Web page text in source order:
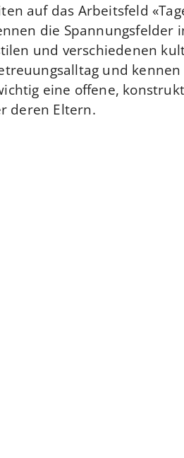
auf das Arbeitsfeld
die Spannungsfelder
und verschiedenen
und kennen
eine offene,
deren Eltern.